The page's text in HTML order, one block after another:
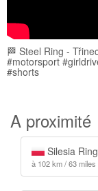
🏁 Steel Ring -
#motorsport
#shorts
A proximité
Silesia Ring
à 102 km / 63 miles